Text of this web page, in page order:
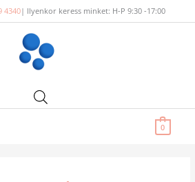
4340| Ilyenkor keress minket: H-P 9:30 -17:00
0